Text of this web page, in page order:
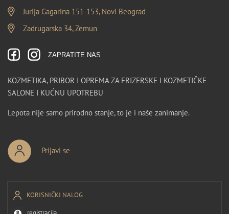
Jurija Gagarina 151-153, Novi Beograd
Zadrugarska 34, Zemun
ZAPRATITE NAS
KOZMETIKA, PRIBOR I OPREMA ZA FRIZERSKE I KOZMETIČKE
SALONE I KUĆNU UPOTREBU
Lepota nije samo prirodno stanje, to je i naše zanimanje.
Prijavi se
KORISNIČKI NALOG